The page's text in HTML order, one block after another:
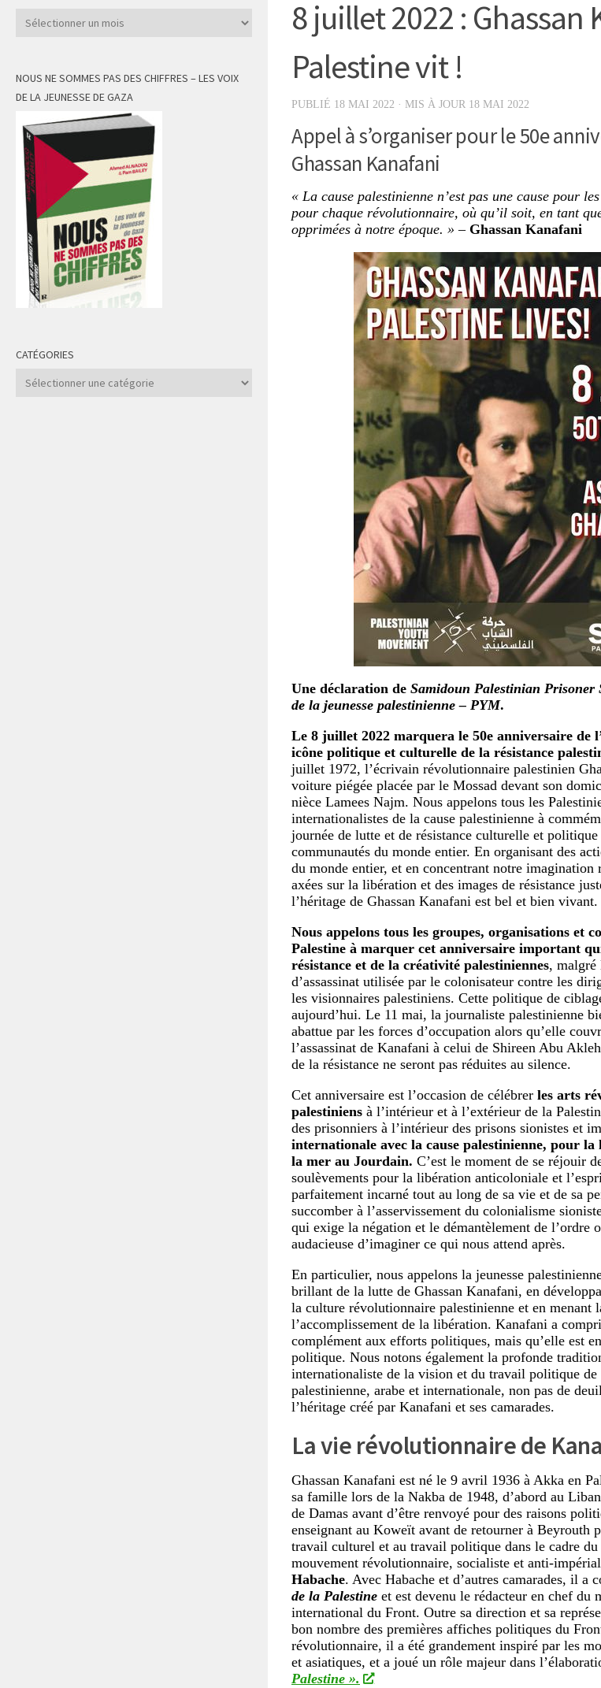
8 juillet 2022 : Ghassan
Palestine vit !
PUBLIÉ 18 MAI 2022 · MIS À JOUR 18 MAI 2022
Appel à s’organiser pour le 50e
Ghassan Kanafani
« La cause palestinienne n’est pas une cause pour
pour chaque révolutionnaire, où qu’il soit, en tant
opprimées à notre époque. » – Ghassan Kanafani
Une déclaration de Samidoun Palestinian
de la jeunesse palestinienne – PYM.
Le 8 juillet 2022 marquera le 50e anniversaire de
icône politique et culturelle de la résistance
juillet 1972, l’écrivain révolutionnaire palestinien
voiture piégée placée par le Mossad devant son
nièce Lamees Najm. Nous appelons tous les
internationalistes de la cause palestinienne à
journée de lutte et de résistance culturelle et
communautés du monde entier. En organisant des
du monde entier, et en concentrant notre
axées sur la libération et des images de résistance
l’héritage de Ghassan Kanafani est bel et bien vivant.
Nous appelons tous les groupes, organisations et
Palestine à marquer cet anniversaire important
résistance et de la créativité palestiniennes, malgré
d’assassinat utilisée par le colonisateur contre les
les visionnaires palestiniens. Cette politique de
aujourd’hui. Le 11 mai, la journaliste palestinienne
abattue par les forces d’occupation alors qu’elle
l’assassinat de Kanafani à celui de Shireen Abu
de la résistance ne seront pas réduites au silence.
Cet anniversaire est l’occasion de célébrer les arts
palestiniens à l’intérieur et à l’extérieur de la
des prisonniers à l’intérieur des prisons sionistes et
internationale avec la cause palestinienne, pour
la mer au Jourdain. C’est le moment de se réjouir
soulèvements pour la libération anticoloniale et
parfaitement incarné tout au long de sa vie et de sa
succomber à l’asservissement du colonialisme
qui exige la négation et le démantèlement de l’ordre
audacieuse d’imaginer ce qui nous attend après.
En particulier, nous appelons la jeunesse
brillant de la lutte de Ghassan Kanafani, en
la culture révolutionnaire palestinienne et en menant
l’accomplissement de la libération. Kanafani a
complément aux efforts politiques, mais qu’elle est
politique. Nous notons également la profonde
internationaliste de la vision et du travail politique
palestinienne, arabe et internationale, non pas de
l’héritage créé par Kanafani et ses camarades.
La vie révolutionnaire de
Ghassan Kanafani est né le 9 avril 1936 à Akka en
sa famille lors de la Nakba de 1948, d’abord au
de Damas avant d’être renvoyé pour des raisons
enseignant au Koweït avant de retourner à Beyrouth
travail culturel et au travail politique dans le cadre du
mouvement révolutionnaire, socialiste et anti-
Habache. Avec Habache et d’autres camarades, il a
de la Palestine et est devenu le rédacteur en chef du
international du Front. Outre sa direction et sa
bon nombre des premières affiches politiques du
révolutionnaire, il a été grandement inspiré par les
et asiatiques, et a joué un rôle majeur dans
Palestine ».
Archives
NOUS NE SOMMES PAS DES CHIFFRES – LES VOIX
DE LA JEUNESSE DE GAZA
CATÉGORIES
Catégories